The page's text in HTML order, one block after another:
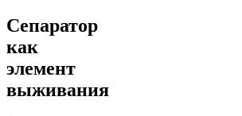
Сепаратор
как
элемент
выживания